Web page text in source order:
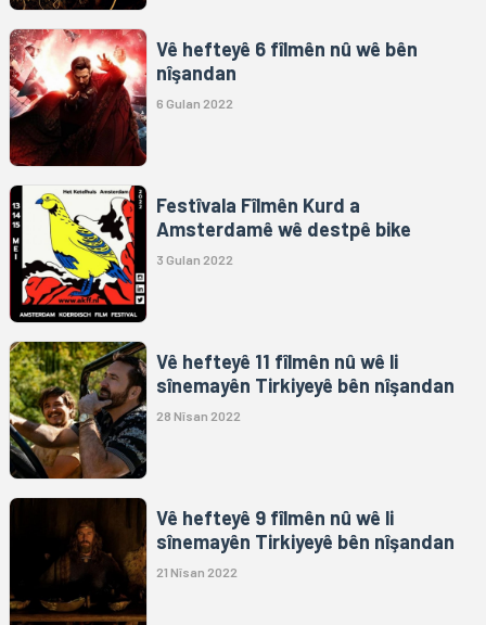
Vê hefteyê 6 fîlmên nû wê bên
nîşandan
6 Gulan 2022
Festîvala Fîlmên Kurd a
Amsterdamê wê destpê bike
3 Gulan 2022
Vê hefteyê 11 fîlmên nû wê li
sînemayên Tirkiyeyê bên nîşandan
28 Nîsan 2022
Vê hefteyê 9 fîlmên nû wê li
sînemayên Tirkiyeyê bên nîşandan
21 Nîsan 2022